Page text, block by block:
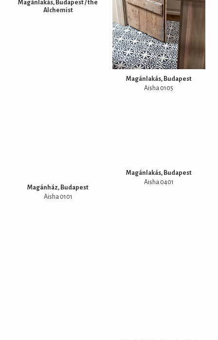
Magánlakás, Budapest / the
Alchemist
Magánlakás, Budapest
Aisha 0105
Magánház, Budapest
Aisha 0101
Magánlakás, Budapest
Aisha 0401